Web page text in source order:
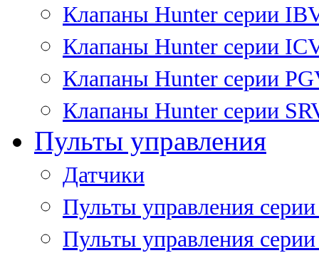
Клапаны Hunter серии
Клапаны Hunter серии
Клапаны Hunter серии
Клапаны Hunter серии
Пульты управления
Датчики
Пульты управления
Пульты управления